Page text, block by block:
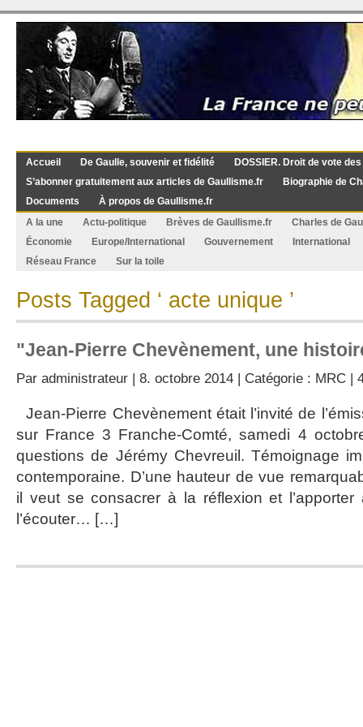
Accueil De Gaulle, souvenir et fidélité
DOSSIER. Droit de vote
S’abonner gratuitement aux articles de Gaullisme.fr
Biographie de
Documents
À propos de Gaullisme.fr
A la une
Actu-politique Brèves de Gaullisme.fr
Charles de
Économie
Europe/International Gouvernement
International
Réseau France
Sur la toile
Posts Tagged ‘ acte unique ’
"Jean-Pierre Chevènement, une
Par administrateur | 8. octobre 2014 | Catégorie : MRC |
Jean-Pierre Chevènement était l’invité de
sur France 3 Franche-Comté, samedi 4
questions de Jérémy Chevreuil. Témoignage
contemporaine. D’une hauteur de vue
il veut se consacrer à la réflexion et
l’écouter… […]